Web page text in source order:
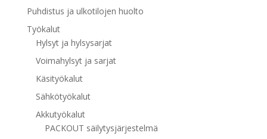
Puhdistus ja ulkotilojen huolto
Työkalut
Hylsyt ja hylsysarjat
Voimahylsyt ja sarjat
Käsityökalut
Sähkötyökalut
Akkutyökalut
PACKOUT säilytysjärjestelmä